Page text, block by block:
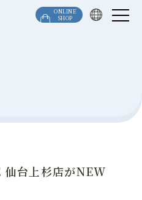
の本文へ移動
ONLINE
SHOP
台上杉店がNEW